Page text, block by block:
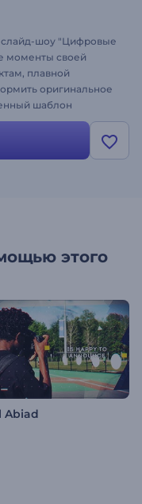
слайд-шоу "Цифровые
моменты своей
плавной
оригинальное
шаблон
для ТВ-шоу,
презентаций и
загрузите свои
этого
Abiad